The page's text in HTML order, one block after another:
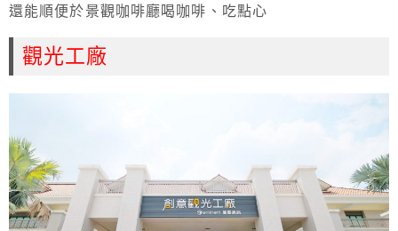
還能順便於景觀咖啡廳喝咖啡、吃點心
觀光工廠